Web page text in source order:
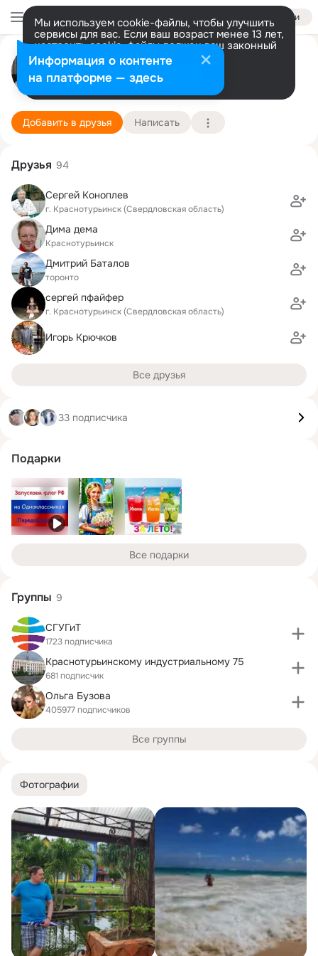
Войти
Мы используем cookie-файлы, чтобы улучшить
сервисы для вас. Если ваш возраст менее 13 лет,
настроить cookie-файлы должен ваш законный
представитель. Больше информации
Разрешить все Настроить
Спартак Горячев
Торонто 16 марта (52 года)
Подробнее
Добавить в друзья Написать
Фотографии
Друзья 94
Сергей Коноплев
г. Краснотурьинск (Свердловская область)
Дима дема
Краснотурьинск
Дмитрий Баталов
торонто
сергей пфайфер
г. Краснотурьинск (Свердловская область)
Игорь Крючков
Все друзья
33 подписчика
Подарки
Все подарки
Группы 9
СГУГиТ
1723 подписчика
Краснотурьинскому индустриальному 75
681 подписчик
Ольга Бузова
405977 подписчиков
Все группы
Информация о контенте
на платформе — здесь